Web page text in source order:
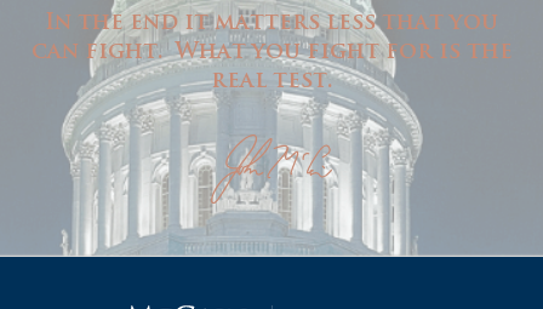
In the end it matters less that you
can fight. What you fight for is the
real test.